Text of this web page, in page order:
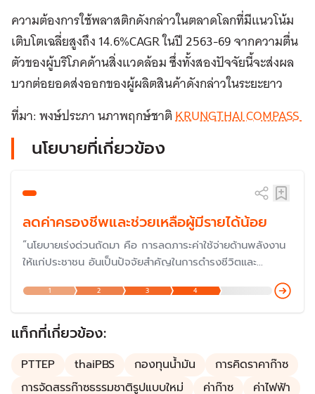
ความต้องการใช้พลาสติกดังกล่าวในตลาดโลกที่มีแนวโน้ม
เติบโตเฉลี่ยสูงถึง 14.6%CAGR ในปี 2563-69 จากความตื่น
ตัวของผู้บริโภคด้านสิ่งแวดล้อม ซึ่งทั้งสองปัจจัยนี้จะส่งผล
บวกต่อยอดส่งออกของผู้ผลิตสินค้าดังกล่าวในระยะยาว
ที่มา: พงษ์ประภา นภาพฤกษ์ชาติKRUNGTHAI COMPASS
นโยบายที่เกี่ยวข้อง
ลดค่าครองชีพและช่วยเหลือผู้มีรายได้น้อย
“นโยบายเร่งด่วนถัดมา คือ การลดภาระค่าใช้จ่ายด้านพลังงาน
ให้แก่ประชาชน อันเป็นปัจจัยสำคัญในการดำรงชีวิตและ
พลังงาน ทั้งค่าไฟฟ้า ค่าก๊าซหุงต้ม และค่าน้ำมันเชื้อเพลิงให้อยู่
ในระดับที่เหมาะสมในทันที" - คำแถลงนโยบายของนายก
รัฐมนตรี แถลงต่อรัฐสภา ในวันที่ 11 ก.ย. 2566
1 2 3 4
แท็กที่เกี่ยวข้อง:
PTTEP thaiPBS กองทุนน้ำมัน
การคิดราคาก๊าซ
การจัดสรรก๊าซธรรมชาติรูปแบบใหม่
ค่าก๊าซ
ค่าไฟฟ้า